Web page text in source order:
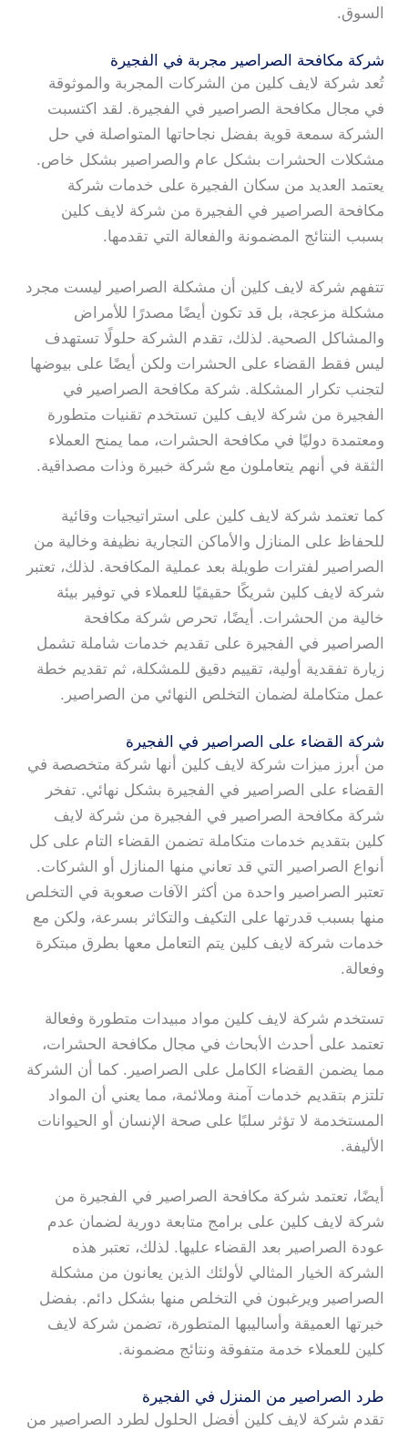
السوق.
شركة مكافحة الصراصير مجربة في الفجيرة
تُعد شركة لايف كلين من الشركات المجربة والموثوقة
في مجال مكافحة الصراصير في الفجيرة. لقد اكتسبت
الشركة سمعة قوية بفضل نجاحاتها المتواصلة في حل
مشكلات الحشرات بشكل عام والصراصير بشكل خاص.
يعتمد العديد من سكان الفجيرة على خدمات شركة
مكافحة الصراصير في الفجيرة من شركة لايف كلين
بسبب النتائج المضمونة والفعالة التي تقدمها.
تتفهم شركة لايف كلين أن مشكلة الصراصير ليست مجرد
مشكلة مزعجة، بل قد تكون أيضًا مصدرًا للأمراض
والمشاكل الصحية. لذلك، تقدم الشركة حلولًا تستهدف
ليس فقط القضاء على الحشرات ولكن أيضًا على بيوضها
لتجنب تكرار المشكلة. شركة مكافحة الصراصير في
الفجيرة من شركة لايف كلين تستخدم تقنيات متطورة
ومعتمدة دوليًا في مكافحة الحشرات، مما يمنح العملاء
الثقة في أنهم يتعاملون مع شركة خبيرة وذات مصداقية.
كما تعتمد شركة لايف كلين على استراتيجيات وقائية
للحفاظ على المنازل والأماكن التجارية نظيفة وخالية من
الصراصير لفترات طويلة بعد عملية المكافحة. لذلك، تعتبر
شركة لايف كلين شريكًا حقيقيًا للعملاء في توفير بيئة
خالية من الحشرات. أيضًا، تحرص شركة مكافحة
الصراصير في الفجيرة على تقديم خدمات شاملة تشمل
زيارة تفقدية أولية، تقييم دقيق للمشكلة، ثم تقديم خطة
عمل متكاملة لضمان التخلص النهائي من الصراصير.
شركة القضاء على الصراصير في الفجيرة
من أبرز ميزات شركة لايف كلين أنها شركة متخصصة في
القضاء على الصراصير في الفجيرة بشكل نهائي. تفخر
شركة مكافحة الصراصير في الفجيرة من شركة لايف
كلين بتقديم خدمات متكاملة تضمن القضاء التام على كل
أنواع الصراصير التي قد تعاني منها المنازل أو الشركات.
تعتبر الصراصير واحدة من أكثر الآفات صعوبة في التخلص
منها بسبب قدرتها على التكيف والتكاثر بسرعة، ولكن مع
خدمات شركة لايف كلين يتم التعامل معها بطرق مبتكرة
وفعالة.
تستخدم شركة لايف كلين مواد مبيدات متطورة وفعالة
تعتمد على أحدث الأبحاث في مجال مكافحة الحشرات،
مما يضمن القضاء الكامل على الصراصير. كما أن الشركة
تلتزم بتقديم خدمات آمنة وملائمة، مما يعني أن المواد
المستخدمة لا تؤثر سلبًا على صحة الإنسان أو الحيوانات
الأليفة.
أيضًا، تعتمد شركة مكافحة الصراصير في الفجيرة من
شركة لايف كلين على برامج متابعة دورية لضمان عدم
عودة الصراصير بعد القضاء عليها. لذلك، تعتبر هذه
الشركة الخيار المثالي لأولئك الذين يعانون من مشكلة
الصراصير ويرغبون في التخلص منها بشكل دائم. بفضل
خبرتها العميقة وأساليبها المتطورة، تضمن شركة لايف
كلين للعملاء خدمة متفوقة ونتائج مضمونة.
طرد الصراصير من المنزل في الفجيرة
تقدم شركة لايف كلين أفضل الحلول لطرد الصراصير من